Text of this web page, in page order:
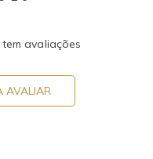
avaliações
AVALIAR